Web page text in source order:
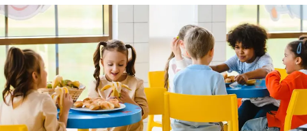
SOCIETÀ
CULTURA
ECONOMIA E LAVORO
EVENTI
SPORT